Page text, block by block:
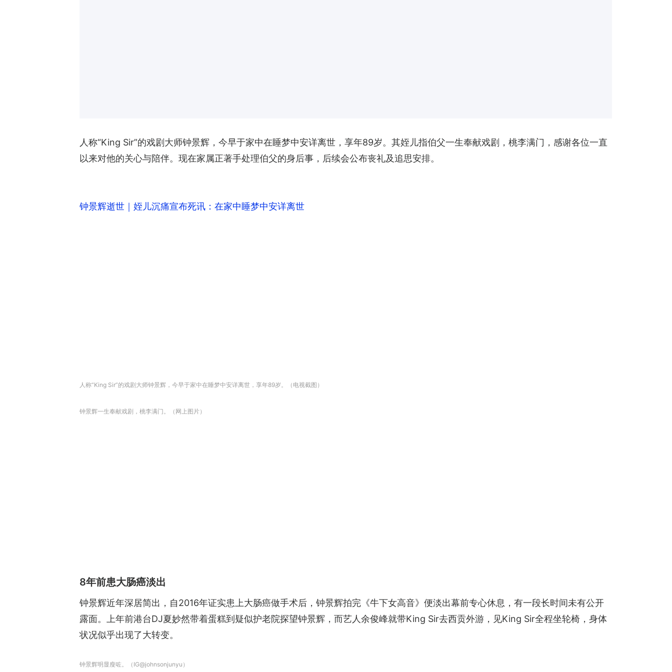
人称“King Sir”的戏剧大师钟景辉，今早于家中在睡梦中安详离世，享年89岁。其姪儿指伯父一生奉献戏剧，桃李满门，感谢各位一直
以来对他的关心与陪伴。现在家属正著手处理伯父的身后事，后续会公布丧礼及追思安排。
钟景辉逝世｜姪儿沉痛宣布死讯：在家中睡梦中安详离世
人称“King Sir”的戏剧大师钟景辉，今早于家中在睡梦中安详离世，享年89岁。（电视截图）
钟景辉一生奉献戏剧，桃李满门。（网上图片）
8年前患大肠癌淡出
钟景辉近年深居简出，自2016年证实患上大肠癌做手术后，钟景辉拍完《牛下女高音》便淡出幕前专心休息，有一段长时间未有公开
露面。上年前港台DJ夏妙然带着蛋糕到疑似护老院探望钟景辉，而艺人余俊峰就带King Sir去西贡外游，见King Sir全程坐轮椅，身体
状况似乎出现了大转变。
钟景辉明显瘦咗。（IG@johnsonjunyu）